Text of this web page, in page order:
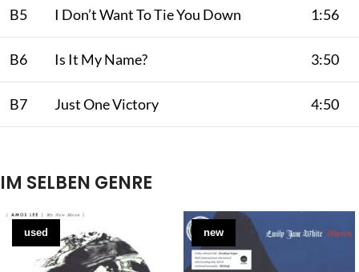
B5 I Don’t Want To Tie You Down 1:56
B6 Is It My Name? 3:50
B7 Just One Victory 4:50
IM SELBEN GENRE
used new